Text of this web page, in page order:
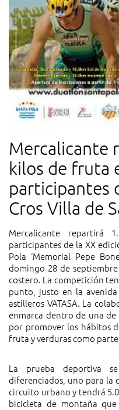
Mercalicante
kilos de fruta
participantes
Cros Villa de
Mercalicante repartirá
participantes de la XX
Pola ‘Memorial Pepe
domingo 28 de
costero. La competición
punto, justo en la
astilleros VATASA. La
enmarca dentro de una de
por promover los hábitos
fruta y verduras como
La prueba deportiva
diferenciados, uno para la
circuito urbano y tendrá
bicicleta de montaña